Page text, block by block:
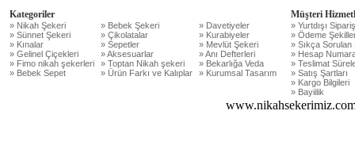
Kategoriler
» Nikah Şekeri » Bebek Şekeri
» Davetiyeler
» Sünnet Şekeri
» Çikolatalar
» Kurabiyeler
» Kınalar
» Sepetler
» Mevlüt Şekeri
» Gelinel Çiçekleri
» Aksesuarlar
» Anı Defterleri
» Fimo nikah şekerleri
» Toptan Nikah şekeri
» Bekarlığa Veda
» Bebek Sepet
» Ürün Farkı ve Kalıplar » Kurumsal Tasarım
Müşteri
» Yurtdışı
» Ödeme
» Sıkça Sorulan
» Hesap
» Teslimat
» Satış Şartları
» Kargo Bilgileri
» Bayiilik